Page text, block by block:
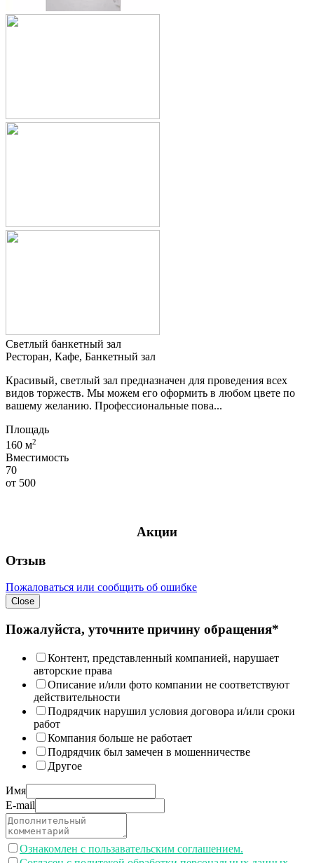
Светлый банкетный зал
Ресторан, Кафе, Банкетный зал
Красивый, светлый зал предназначен для проведения всех
видов торжеств. Мы можем его оформить в любом цвете по
вашему желанию. Профессиональные пова...
Площадь
160 м2
Вместимость
70
от 500
Акции
Отзыв
Пожаловаться или сообщить об ошибке
Close
Пожалуйста, уточните причину обращения*
Контент, представленный компанией, нарушает
авторские права
Описание и/или фото компании не соответствуют
действительности
Подрядчик нарушил условия договора и/или сроки
работ
Компания больше не работает
Подрядчик был замечен в мошенничестве
Другое
Имя
E-mail
Ознакомлен с пользавательским соглашением.